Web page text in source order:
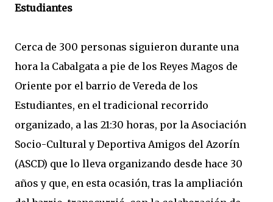
Estudiantes
Cerca de 300 personas siguieron durante una
hora la Cabalgata a pie de los Reyes Magos de
Oriente por el barrio de Vereda de los
Estudiantes, en el tradicional recorrido
organizado, a las 21:30 horas, por la Asociación
Socio-Cultural y Deportiva Amigos del Azorín
(ASCD) que lo lleva organizando desde hace 30
años y que, en esta ocasión, tras la ampliación